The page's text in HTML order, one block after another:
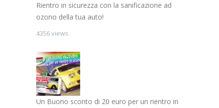
Rientro in sicurezza con la sanificazione ad
ozono della tua auto!
4356 views
Un Buono sconto di 20 euro per un rientro in